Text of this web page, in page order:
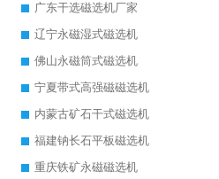
广东干选磁选机厂家
辽宁永磁湿式磁选机
佛山永磁筒式磁选机
宁夏带式高强磁磁选机
内蒙古矿石干式磁选机
福建钠长石平板磁选机
重庆铁矿永磁磁选机